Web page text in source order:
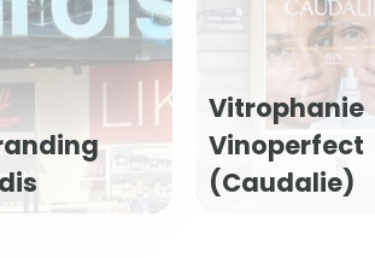
Vitrophanie
Vinoperfect
(Caudalie)